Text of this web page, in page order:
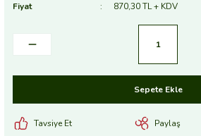
Fiyat
870,30 TL + KDV
Sepete Ekle
Tavsiye Et Paylaş